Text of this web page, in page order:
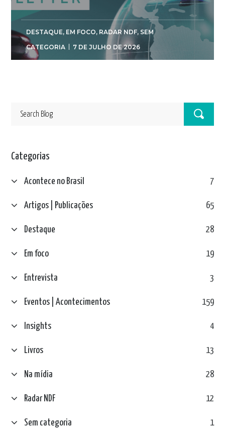
DESTAQUE, EM FOCO, RADAR NDF, SEM
CATEGORIA
7 DE JULHO DE 2026
Categorias
Acontece no Brasil 7
Artigos | Publicações 65
Destaque 28
Em foco 19
Entrevista 3
Eventos | Acontecimentos 159
Insights 4
Livros 13
Na mídia 28
Radar NDF 12
Sem categoria 1